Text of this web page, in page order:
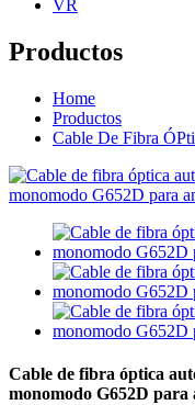
VR
Productos
Home
Productos
Cable De Fibra
Cable de fibra óptica
monomodo G652D para